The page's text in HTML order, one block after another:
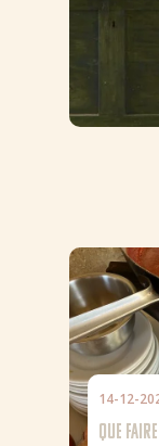
14-12-
QUE